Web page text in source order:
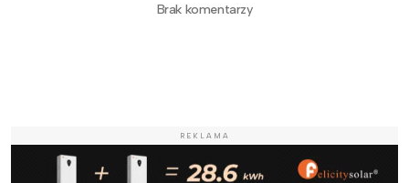
Brak komentarzy
REKLAMA